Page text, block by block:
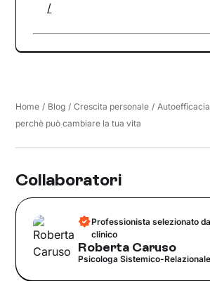
/
Home / Blog / Crescita personale /
perchè può cambiare la tua vita
Collaboratori
Professionista selezionato
clinico
Roberta Caruso
Psicologa Sistemico-Relazionale